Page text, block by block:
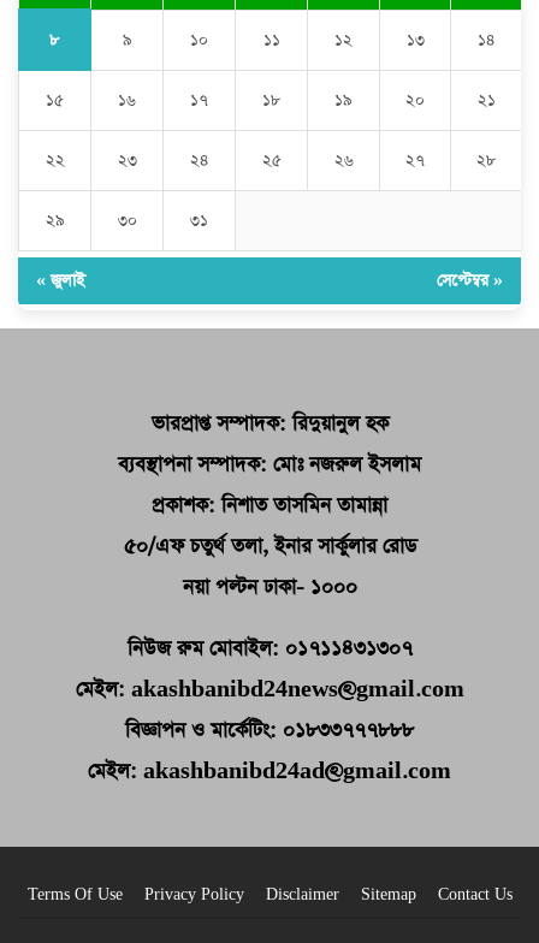
৮ ৯ ১০ ১১ ১২ ১৩ ১৪
১৫ ১৬ ১৭ ১৮ ১৯ ২০ ২১
২২ ২৩ ২৪ ২৫ ২৬ ২৭ ২৮
২৯ ৩০ ৩১
« জুলাই সেপ্টেম্বর »
ভারপ্রাপ্ত সম্পাদক: রিদুয়ানুল হক
ব্যবস্থাপনা সম্পাদক: মোঃ নজরুল ইসলাম
প্রকাশক: নিশাত তাসমিন তামান্না
৫০/এফ চতুর্থ তলা, ইনার সার্কুলার রোড
নয়া পল্টন ঢাকা- ১০০০
নিউজ রুম মোবাইল: ০১৭১১৪৩১৩০৭
মেইল: akashbanibd24news@gmail.com
বিজ্ঞাপন ও মার্কেটিং: ০১৮৩৩৭৭৭৮৮৮
মেইল: akashbanibd24ad@gmail.com
Terms Of Use Privacy Policy Disclaimer Sitemap Contact Us